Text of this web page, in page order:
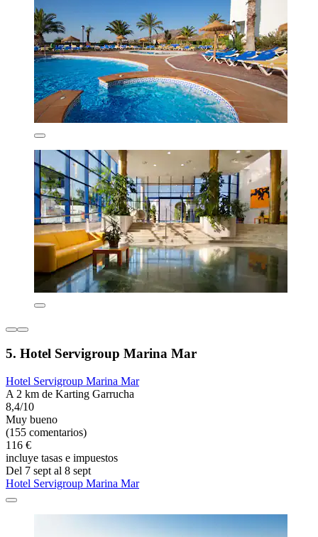
5. Hotel Servigroup Marina Mar
Hotel Servigroup Marina Mar
A 2 km de Karting Garrucha
8,4/10
Muy bueno
(155 comentarios)
116 €
incluye tasas e impuestos
Del 7 sept al 8 sept
Hotel Servigroup Marina Mar